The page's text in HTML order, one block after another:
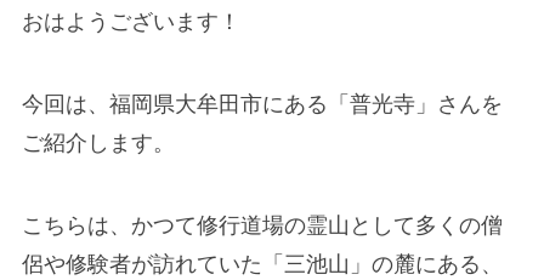
おはようございます！
今回は、福岡県大牟田市にある「普光寺」さんを
ご紹介します。
こちらは、かつて修行道場の霊山として多くの僧
侶や修験者が訪れていた「三池山」の麓にある、